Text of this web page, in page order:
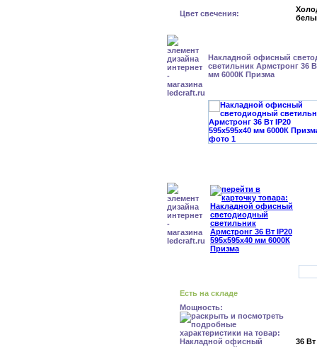
Цвет свечения:
Накладной офисный
светильник Армстронг 36
мм 6000К Призма
Есть на складе
Мощность:
36 Вт